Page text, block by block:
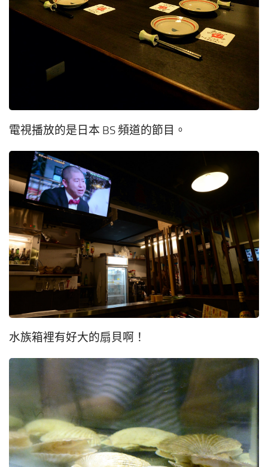
電視播放的是日本 BS 頻道的節目。
水族箱裡有好大的扇貝啊！